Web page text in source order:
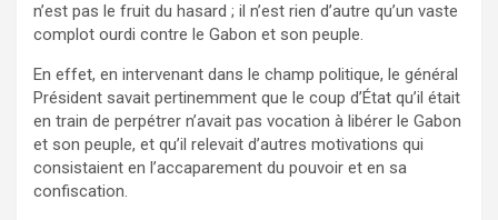
n’est pas le fruit du hasard ; il n’est rien d’autre qu’un vaste
complot ourdi contre le Gabon et son peuple.
En effet, en intervenant dans le champ politique, le général
Président savait pertinemment que le coup d’État qu’il était
en train de perpétrer n’avait pas vocation à libérer le Gabon
et son peuple, et qu’il relevait d’autres motivations qui
consistaient en l’accaparement du pouvoir et en sa
confiscation.